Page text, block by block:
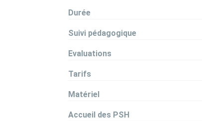
Durée
Suivi pédagogique
Evaluations
Tarifs
Matériel
Accueil des PSH